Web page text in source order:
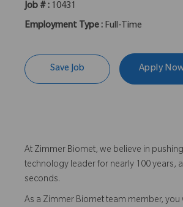
Job # : 10431
Employment Type : Full-Time
Save Job Apply
At Zimmer Biomet, we believe in
technology leader for nearly 100 years,
seconds.
As a Zimmer Biomet team member,